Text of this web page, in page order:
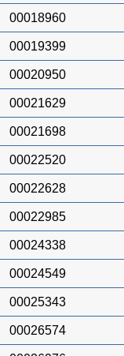
00018960
00019399
00020950
00021629
00021698
00022520
00022628
00022985
00024338
00024549
00025343
00026574